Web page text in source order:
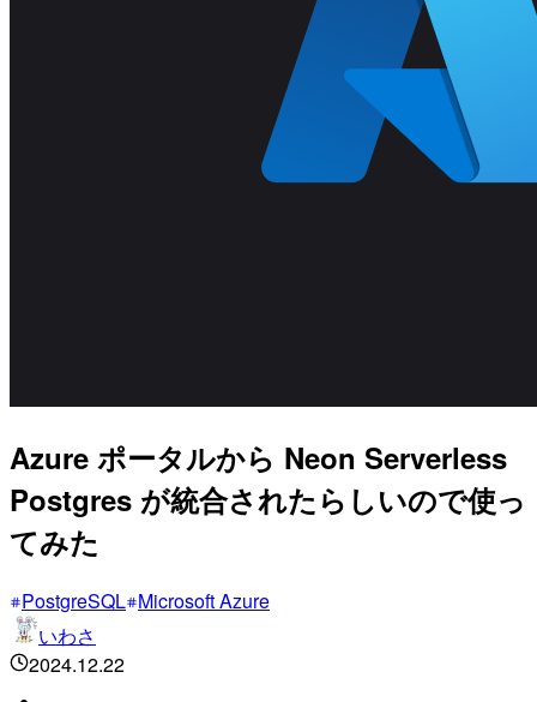
Azure ポータルから Neon Serverless
Postgres が統合されたらしいので使っ
てみた
PostgreSQL Microsoft Azure
いわさ
2024.12.22